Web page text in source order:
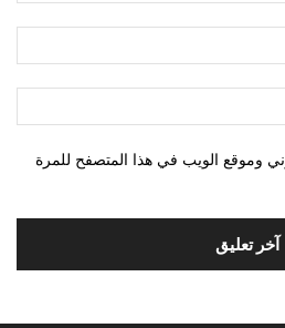
وموقع الويب في هذا المتصفح للمرة